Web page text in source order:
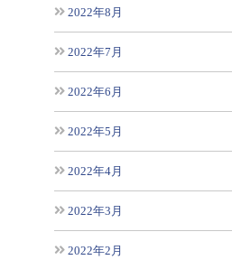
2022年8月
2022年7月
2022年6月
2022年5月
2022年4月
2022年3月
2022年2月